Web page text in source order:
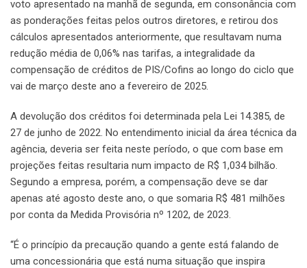
voto apresentado na manhã de segunda, em consonância com
as ponderações feitas pelos outros diretores, e retirou dos
cálculos apresentados anteriormente, que resultavam numa
redução média de 0,06% nas tarifas, a integralidade da
compensação de créditos de PIS/Cofins ao longo do ciclo que
vai de março deste ano a fevereiro de 2025.
A devolução dos créditos foi determinada pela Lei 14.385, de
27 de junho de 2022. No entendimento inicial da área técnica da
agência, deveria ser feita neste período, o que com base em
projeções feitas resultaria num impacto de R$ 1,034 bilhão.
Segundo a empresa, porém, a compensação deve se dar
apenas até agosto deste ano, o que somaria R$ 481 milhões
por conta da Medida Provisória nº 1202, de 2023.
“É o princípio da precaução quando a gente está falando de
uma concessionária que está numa situação que inspira